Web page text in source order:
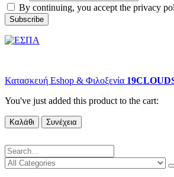
By continuing, you accept the privacy
Κατασκευή Eshop & Φιλοξενία
You've just added this product to the cart:
Καλάθι Συνέχεια